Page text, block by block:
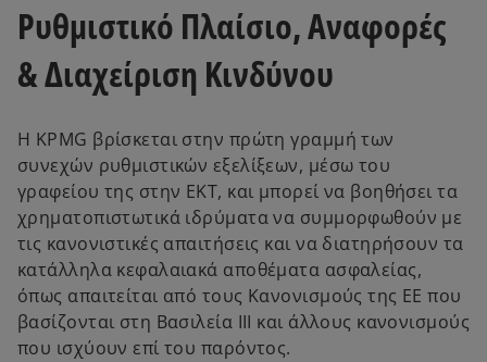
Ρυθμιστικό Πλαίσιο, Αναφορές
& Διαχείριση Κινδύνου
Η KPMG βρίσκεται στην πρώτη γραμμή των
συνεχών ρυθμιστικών εξελίξεων, μέσω του
γραφείου της στην ΕΚΤ, και μπορεί να βοηθήσει τα
χρηματοπιστωτικά ιδρύματα να συμμορφωθούν με
τις κανονιστικές απαιτήσεις και να διατηρήσουν τα
κατάλληλα κεφαλαιακά αποθέματα ασφαλείας,
όπως απαιτείται από τους Κανονισμούς της ΕΕ που
βασίζονται στη Βασιλεία ΙΙΙ και άλλους κανονισμούς
που ισχύουν επί του παρόντος.